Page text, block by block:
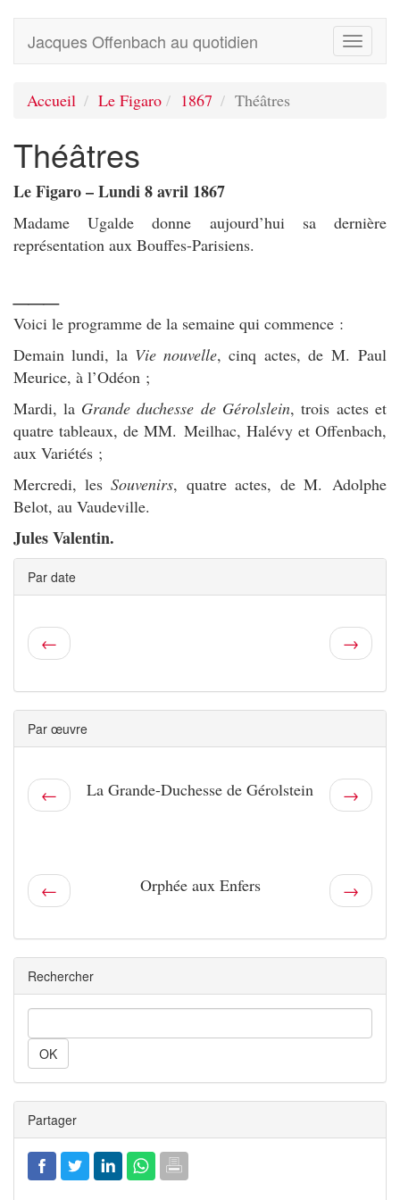
Toggle
Jacques Offenbach au quotidien
Accueil Le Figaro 1867 Théâtres
Théâtres
Le Figaro – Lundi 8 avril 1867
Madame Ugalde donne aujourd’hui sa dernière
représentation aux Bouffes-Parisiens.
Voici le programme de la semaine qui commence :
Demain lundi, la Vie nouvelle, cinq actes, de M. Paul
Meurice, à l’Odéon ;
Mardi, la Grande duchesse de Gérolslein, trois actes et
quatre tableaux, de MM. Meilhac, Halévy et Offenbach,
aux Variétés ;
Mercredi, les Souvenirs, quatre actes, de M. Adolphe
Belot, au Vaudeville.
Jules Valentin.
Par date
← →
Par œuvre
← La Grande-Duchesse de Gérolstein →
← Orphée aux Enfers →
Rechercher
Partager